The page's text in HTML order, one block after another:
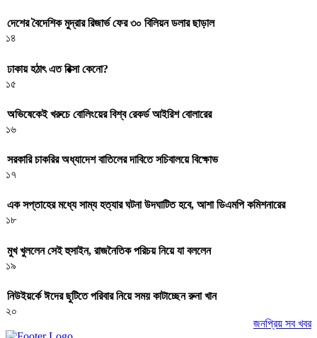
দেশের বৈদেশিক মুদ্রার রিজার্ভ ফের ৩০ বিলিয়ন ডলার ছাড়াল
১৪
ঢাকায় হঠাৎ এত রিক্সা কেনো?
১৫
অভিষেকেই খরুচে বোলিংয়ের বিশ্ব রেকর্ড আইরিশ বোলারের
১৬
সরকারি চাকরির অধ্যাদেশ বাতিলের দাবিতে সচিবালয়ে বিক্ষোভ
১৭
এক সপ্তাহের মধ্যে সাম্য হত্যার ঘটনা উদঘাটিত হবে, আশা ডিএমপি কমিশনারের
১৮
মুখ খুললেন সেই হুসাইন, রাজনৈতিক পরিচয় নিয়ে যা বললেন
১৯
নিউইয়র্কে ঈদের ছুটিতে পরিবার নিয়ে সময় কাটাচ্ছেন রুনা খান
২০
জনপ্রিয় সব খবর